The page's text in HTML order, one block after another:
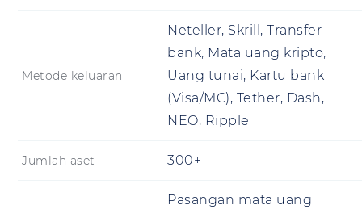
Metode keluaran
Neteller, Skrill, Transfer
bank, Mata uang kripto,
Uang tunai, Kartu bank
(Visa/MC), Tether, Dash,
NEO, Ripple
Jumlah aset 300+
Pasangan mata uang